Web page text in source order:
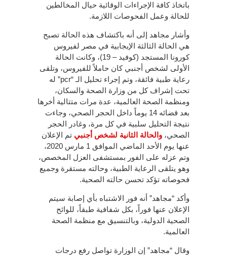
باتخاذ كافة الإجراءات الوقائية حيال المخالطين
للحالة وعمل الفحوصات اللازمة.
وأشار مجاهد إلى أنه باكتشاف هذه الحالة تصبح
هي الحالة الثالثة الإيجابية في مصر لفيروس
كورونا المستجد (كوفيد – 19)، وكانت الحالة
الأولى لشخص أجنبي كان حاملاً للفيروس، وتلقى
رعاية طبية فائقة، وتم إجراء تحليل الـ “pcr” له
تحت إشراف كل من وزارة الصحة والسكان،
ومنظمة الصحة العالمية، عدة مرات متتالية أخرها
بعد قضائه 14 يوماً داخل الحجر الصحي، وجاءت
نتيجة التحليل سلبية في كل مرة، وغادر الحجر
الصحي، والحالة الثانية لشخص أجنبي تم الإعلان
عنها يوم الأحد الماضي الموافق 1 مارس 2020،
وتم عزله على الفور بمستشفى العزل المخصص،
وهو يتلقى الرعاية الطبية، وحالته مستقرة وجميع
فحوصاته تؤكد تحسن حالته الصحية.
وأكد “مجاهد” أنه فور الاشتباه بأي إصابة سيتم
الإعلان عنها فوراً، بكل شفافية طبقاً، للوائح
الصحية الدولية، وبالتنسيق مع منظمة الصحة
العالمية.
وقال “مجاهد” إن الوزارة تواصل رفع درجات